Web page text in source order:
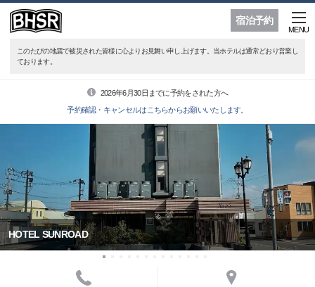
宿泊予約
MENU
このたびの地震で被災された皆様に心よりお見舞い申し上げます。当ホテルは通常どおり営業し
ております。
2026年6月30日までに予約をされた方へ
予約確認・キャンセルはこちらからお願いいたします。
HOTEL SUNROAD